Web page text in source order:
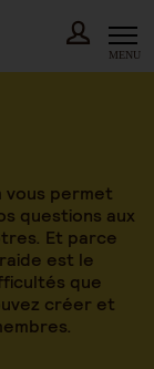
MENU
vous permet
questions aux
Et parce
est le
que
créer et